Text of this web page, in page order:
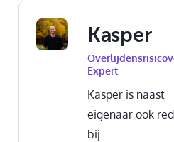
Kasper
Expert
Kasper is naast
eigenaar ook
bij